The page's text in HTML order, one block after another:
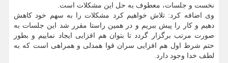
نخست و جلسات، معطوف به حل این مشکلات است.
وی اضافه کرد: تلاش خواهیم کرد مشکلات را به سهم خود کاهش
دهیم و کار را پیش ببریم و در همین راستا مقرر شد این جلسات به
صورت مرتب برگزار گردد تا بتوان هم افزایی ایجاد نماییم و بطور
حتم شرط اول هم افزایی سران قوا همدلی و همراهی است که به
لطف خدا وجود دارد.